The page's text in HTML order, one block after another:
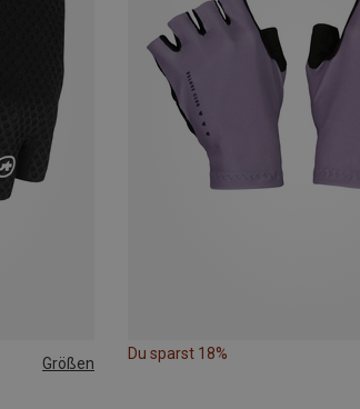
Größen
Du sparst 18%